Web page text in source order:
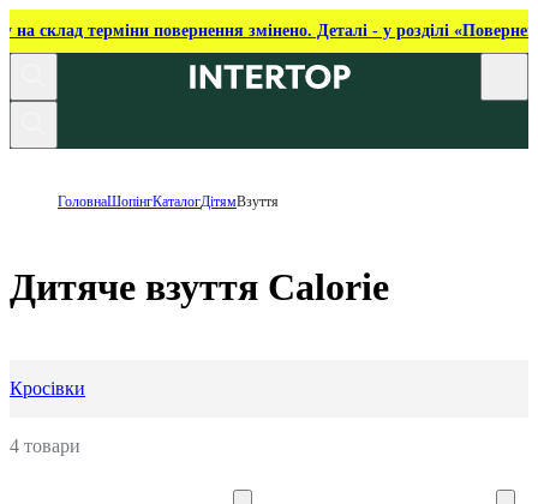
на склад терміни повернення змінено. Деталі - у розділі
ГоловнаШопінгКаталогДітямВзуття
Дитяче взуття Calorie
Кросівки
4 товари